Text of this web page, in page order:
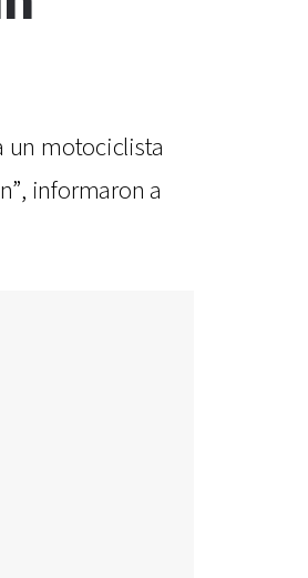
un motociclista
informaron a